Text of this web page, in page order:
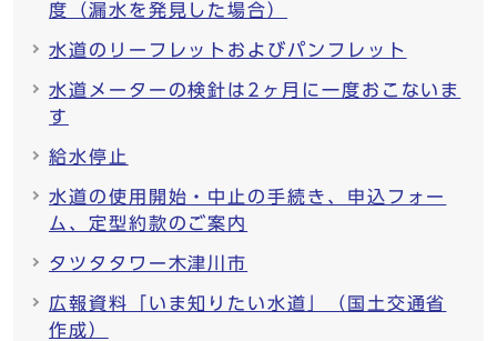
度（漏水を発見した場合）
水道のリーフレットおよびパンフレット
水道メーターの検針は2ヶ月に一度おこないま
す
給水停止
水道の使用開始・中止の手続き、申込フォー
ム、定型約款のご案内
タツタタワー木津川市
広報資料「いま知りたい水道」（国土交通省
作成）